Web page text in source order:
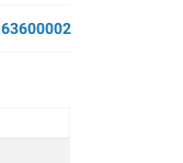
63600002